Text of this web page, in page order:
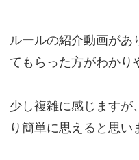
ルールの紹介動画があ
てもらった方がわかり
少し複雑に感じますが
り簡単に思えると思い